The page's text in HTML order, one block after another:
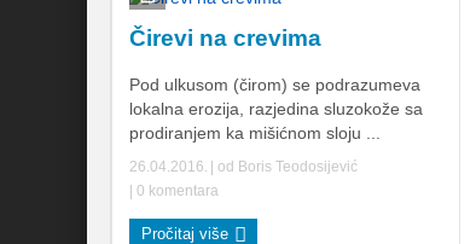
Čirevi na crevima
Pod ulkusom (čirom) se podrazumeva
lokalna erozija, razjedina sluzokože sa
prodiranjem ka mišićnom sloju ...
26.04.2016. | od Boris Teodosijević
0 komentara
Pročitaj više